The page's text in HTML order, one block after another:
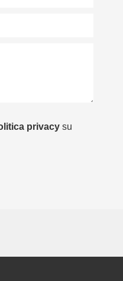
privacy su